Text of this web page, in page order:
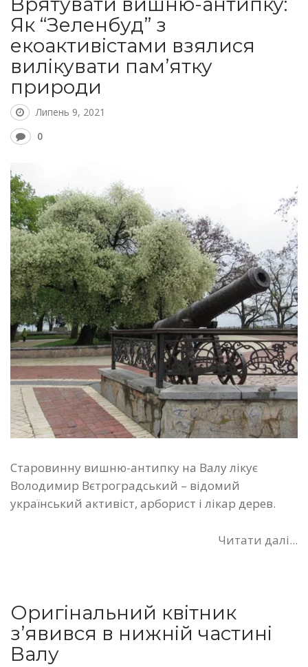
Як “Зеленбуд” з
екоактивістами взялися
вилікувати пам’ятку
природи
Липень 9, 2021
0
Старовинну вишню-антипку на Валу лікує
Володимир Вєтроградський – відомий
український активіст, арборист і лікар дерев.
Читати далі...
Оригінальний квітник
з’явився в нижній частині
Валу